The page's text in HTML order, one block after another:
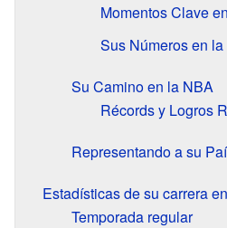
Momentos Clave
Sus Números en
Su Camino en la NBA
Récords y Logros
Representando a su
Estadísticas de su carrera
Temporada regular